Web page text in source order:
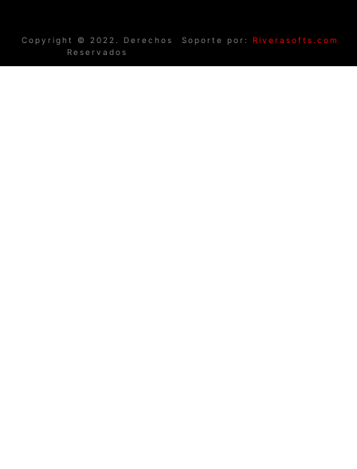
Copyright © 2022. Derechos
Reservados
Soporte por: Riverasofts.com